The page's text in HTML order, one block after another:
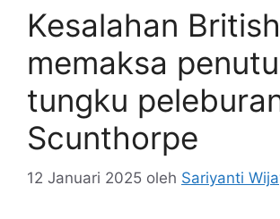
Kesalahan
memaksa
tungku
Scunthorpe
12 Januari 2025 oleh Sariyanti